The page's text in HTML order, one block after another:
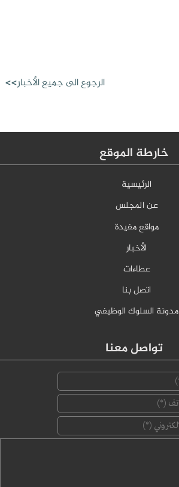
الرجوع الى جميع الأخبار>>
خارطة الموقع
الرئيسية
عن المجلس
مواقع مفيدة
الأخبار
عطاءات
اتصل بنا
مدونة السلوك الوظيفي
تواصل معنا